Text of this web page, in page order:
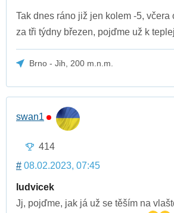
Tak dnes ráno již jen kolem -5, včera
za tři týdny březen, pojďme už k
Brno - Jih, 200 m.n.m.
swan1
414
# 08.02.2023, 07:45
ludvicek
Jj, pojďme, jak já už se těším na